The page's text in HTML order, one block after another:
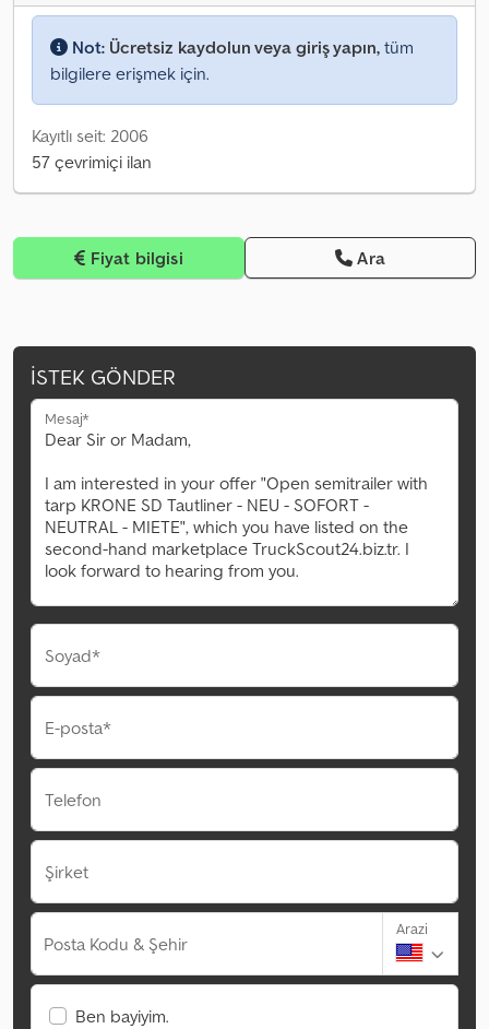
Not: Ücretsiz kaydolun veya giriş yapın, tüm
bilgilere erişmek için.
Kayıtlı seit: 2006
57 çevrimiçi ilan
Fiyat bilgisi Ara
İSTEK GÖNDER
Mesaj*
Soyad*
E-posta*
Telefon
Şirket
Posta Kodu & Şehir
Arazi
Ben bayiyim.